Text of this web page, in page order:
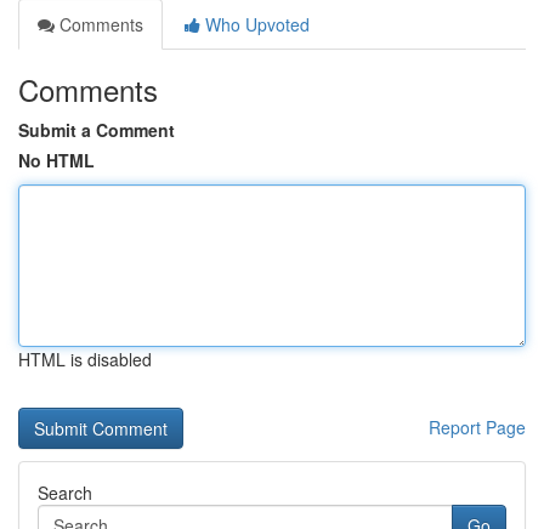
Comments
Who Upvoted
Comments
Submit a Comment
No HTML
HTML is disabled
Report Page
Search